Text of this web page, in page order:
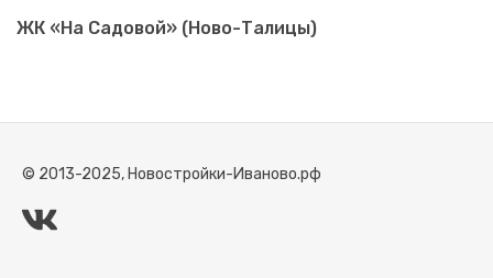
ЖК «На Садовой» (Ново-Талицы)
© 2013-2025, Новостройки-Иваново.рф